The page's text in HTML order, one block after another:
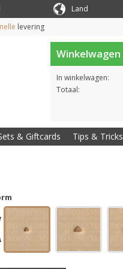
Land
levering
Winkelwagen
In winkelwagen:
Totaal:
& Giftcards Tips & Tricks